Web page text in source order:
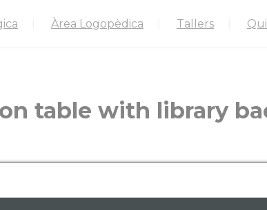
Àrea Logopèdica Tallers
table with library